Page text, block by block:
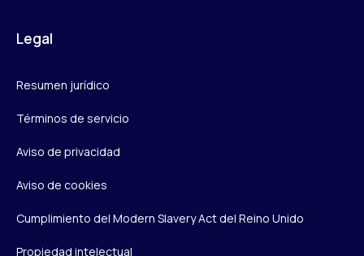
Legal
Resumen jurídico
Términos de servicio
Aviso de privacidad
Aviso de cookies
Cumplimiento del Modern Slavery Act del Reino Unido
Propiedad intelectual